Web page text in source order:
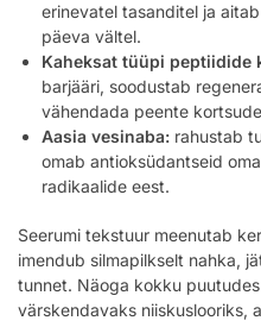
erinevatel tasanditel ja
päeva vältel.
Kaheksat tüüpi peptiidide
barjääri, soodustab
vähendada peente
Aasia vesinaba: rahustab
omab antioksüdantseid
radikaalide eest.
Seerumi tekstuur meenutab
imendub silmapilkselt nahka,
tunnet. Näoga kokku
värskendavaks niiskuslooriks,